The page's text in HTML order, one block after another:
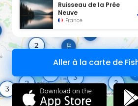
Ruisseau de la Prée
Neuve
France
Aller à la carte de